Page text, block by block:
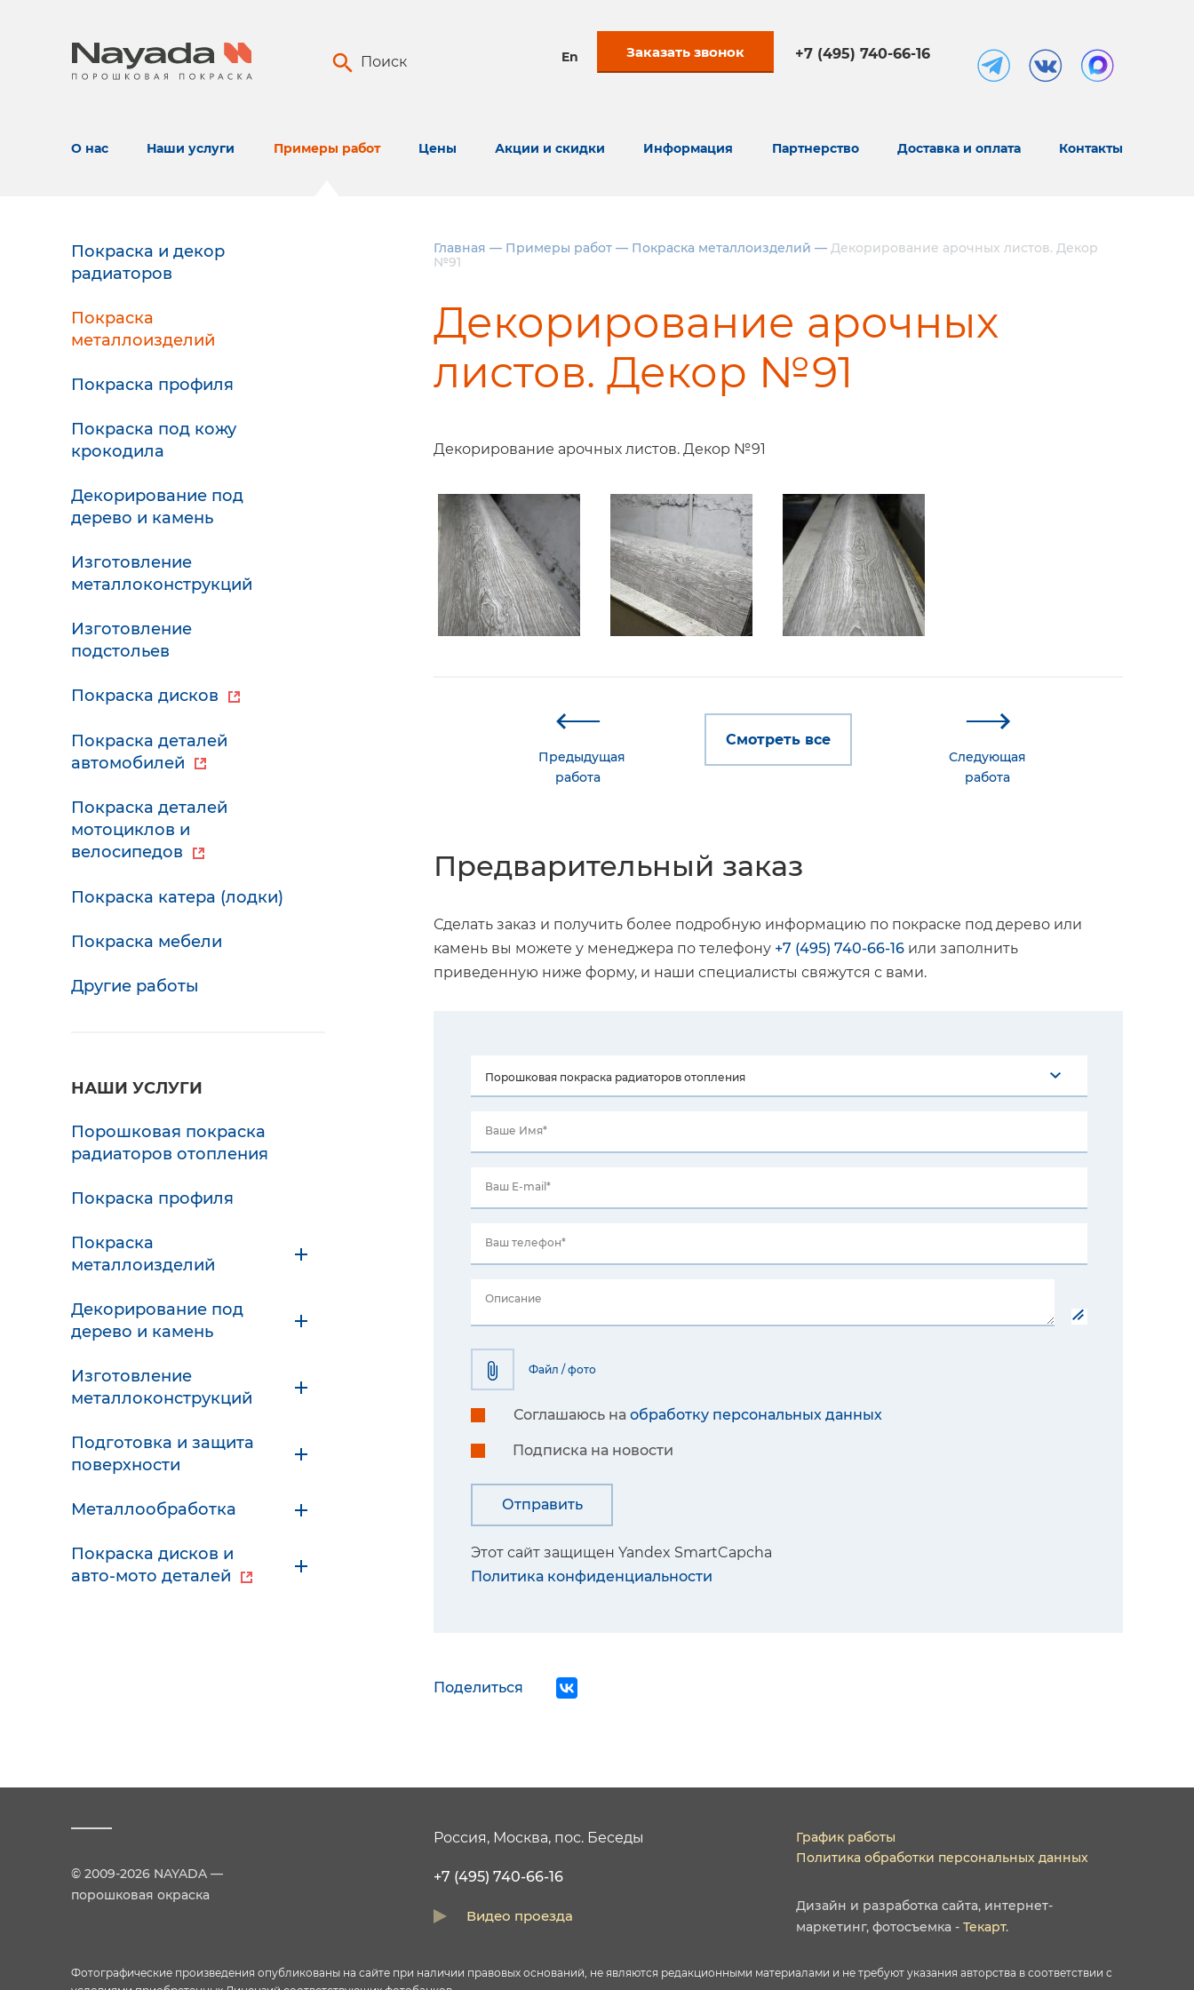
Поиск En Заказать звонок +7 (495) 740-66-16
О нас Наши услуги Примеры работ Цены Акции и скидки Информация Партнерство Доставка и оплата Контакты
Покраска и декор
радиаторов
Покраска
металлоизделий
Покраска профиля
Покраска под кожу
крокодила
Декорирование под
дерево и камень
Изготовление
металлоконструкций
Изготовление
подстольев
Покраска дисков
Покраска деталей
автомобилей
Покраска деталей
мотоциклов и
велосипедов
Покраска катера (лодки)
Покраска мебели
Другие работы
НАШИ УСЛУГИ
Порошковая покраска
радиаторов отопления
Покраска профиля
Покраска
металлоизделий
Декорирование под
дерево и камень
Изготовление
металлоконструкций
Подготовка и защита
поверхности
Металлообработка
Покраска дисков и
авто-мото деталей
Главная — Примеры работ — Покраска металлоизделий — Декорирование арочных листов. Декор
№91
Декорирование арочных
листов. Декор №91
Декорирование арочных листов. Декор №91
Предыдущая
работа
Смотреть все
Следующая
работа
Предварительный заказ
Сделать заказ и получить более подробную информацию по покраске под дерево или
камень вы можете у менеджера по телефону +7 (495) 740-66-16 или заполнить
приведенную ниже форму, и наши специалисты свяжутся с вами.
Ваше Имя*
Ваш E-mail*
Ваш телефон*
Описание
Файл / фото
Соглашаюсь на обработку персональных данных
Подписка на новости
Этот сайт защищен Yandex SmartCapcha
Политика конфиденциальности
Поделиться
© 2009-2026 NAYADA —
порошковая окраска
Россия, Москва, пос. Беседы
+7 (495) 740-66-16
Видео проезда
График работы
Политика обработки персональных данных
Дизайн и разработка сайта, интернет-
маркетинг, фотосъемка - Текарт.
Фотографические произведения опубликованы на сайте при наличии правовых оснований, не являются редакционными материалами и не требуют указания авторства в соответствии с